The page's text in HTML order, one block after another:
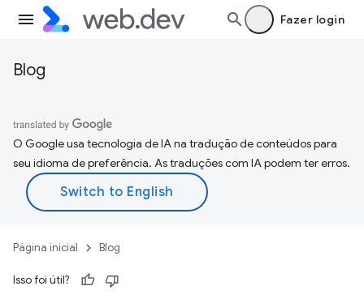
Fazer login
Blog
O Google usa tecnologia de IA na tradução de conteúdos para
seu idioma de preferência. As traduções com IA podem ter erros.
Página inicial Blog
Isso foi útil?